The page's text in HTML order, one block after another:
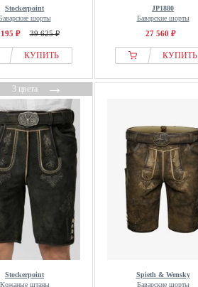
Stockerpoint
шорты
₽ 39 625 ₽
КУПИТЬ
JP1880
Баварские шорты
27 560 ₽
КУПИТЬ
3 цвета→
Stockerpoint
Кожаные штаны
Spieth & Wensky
Баварские шорты